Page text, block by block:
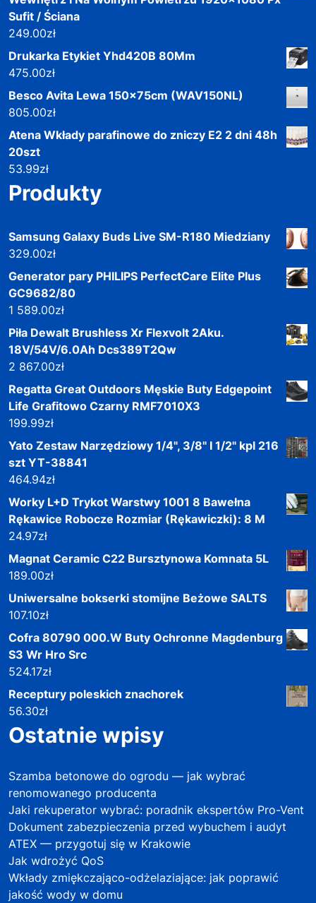
Sufit / Ściana
249.00zł
Drukarka Etykiet Yhd420B 80Mm
475.00zł
Besco Avita Lewa 150x75cm (WAV150NL)
805.00zł
Atena Wkłady parafinowe do zniczy E2 2 dni 48h
20szt
53.99zł
Produkty
Samsung Galaxy Buds Live SM-R180 Miedziany
329.00zł
Generator pary PHILIPS PerfectCare Elite Plus
GC9682/80
1 589.00zł
Piła Dewalt Brushless Xr Flexvolt 2Aku.
18V/54V/6.0Ah Dcs389T2Qw
2 867.00zł
Regatta Great Outdoors Męskie Buty Edgepoint
Life Grafitowo Czarny RMF7010X3
199.99zł
Yato Zestaw Narzędziowy 1/4", 3/8" I 1/2" kpl 216
szt YT-38841
464.94zł
Worky L+D Trykot Warstwy 1001 8 Bawełna
Rękawice Robocze Rozmiar (Rękawiczki): 8 M
24.97zł
Magnat Ceramic C22 Bursztynowa Komnata 5L
189.00zł
Uniwersalne bokserki stomijne Beżowe SALTS
107.10zł
Cofra 80790 000.W Buty Ochronne Magdenburg
S3 Wr Hro Src
524.17zł
Receptury poleskich znachorek
56.30zł
Ostatnie wpisy
Szamba betonowe do ogrodu — jak wybrać
renomowanego producenta
Jaki rekuperator wybrać: poradnik ekspertów Pro-Vent
Dokument zabezpieczenia przed wybuchem i audyt
ATEX — przygotuj się w Krakowie
Jak wdrożyć QoS
Wkłady zmiękczająco-odżelaziające: jak poprawić
jakość wody w domu